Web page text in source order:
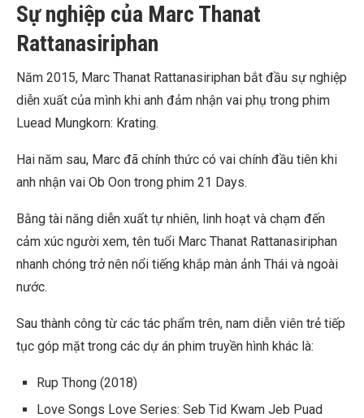
Sự nghiệp của Marc Thanat
Rattanasiriphan
Năm 2015, Marc Thanat Rattanasiriphan bắt đầu sự nghiệp
diễn xuất của mình khi anh đảm nhận vai phụ trong phim
Luead Mungkorn: Krating.
Hai năm sau, Marc đã chính thức có vai chính đầu tiên khi
anh nhận vai Ob Oon trong phim 21 Days.
Bằng tài năng diễn xuất tự nhiên, linh hoạt và chạm đến
cảm xúc người xem, tên tuổi Marc Thanat Rattanasiriphan
nhanh chóng trở nên nổi tiếng khắp màn ảnh Thái và ngoài
nước.
Sau thành công từ các tác phẩm trên, nam diễn viên trẻ tiếp
tục góp mặt trong các dự án phim truyền hình khác là:
Rup Thong (2018)
Love Songs Love Series: Seb Tid Kwam Jeb Puad